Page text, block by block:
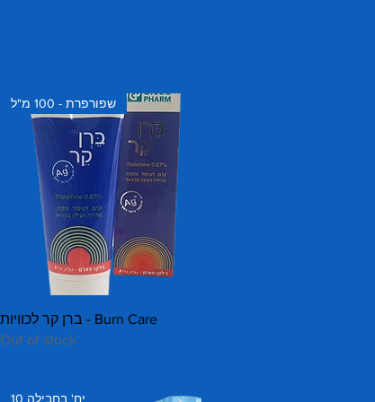
Quick View
שפורפרת - 100 מ"ל
ברן קר לכוויות - Burn Care
Out of stock
10 יח' בחבילה